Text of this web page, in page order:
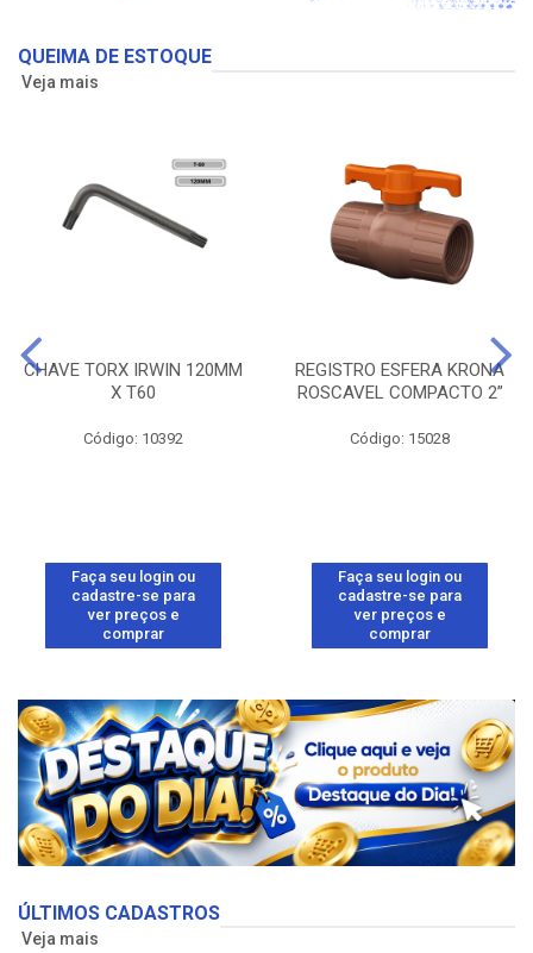
QUEIMA DE ESTOQUE
Veja mais
CHAVE TORX IRWIN 120MM
X T60
Código: 10392
Faça seu login ou
cadastre-se para
ver preços e
comprar
REGISTRO ESFERA KRONA
ROSCAVEL COMPACTO 2”
Código: 15028
Faça seu login ou
cadastre-se para
ver preços e
comprar
ÚLTIMOS CADASTROS
Veja mais